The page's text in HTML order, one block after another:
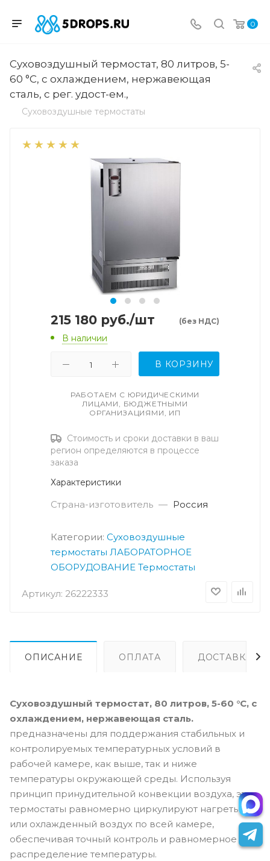
0
Суховоздушный термостат, 80 литров, 5-
60 °С, с охлаждением, нержавеющая
сталь, с рег. удост-ем.,
Суховоздушные термостаты
Артикул: 26222333
215 180 руб./шт (без НДС)
В наличии
В КОРЗИНУ
РАБОТАЕМ С ЮРИДИЧЕСКИМИ
ЛИЦАМИ, БЮДЖЕТНЫМИ
ОРГАНИЗАЦИЯМИ, ИП
Стоимость и сроки доставки в ваш
регион определяются в процессе
заказа
Характеристики
Страна-изготовитель — Россия
Категории: Суховоздушные
термостаты ЛАБОРАТОРНОЕ
ОБОРУДОВАНИЕ Термостаты
ОПИСАНИЕ ОПЛАТА ДОСТАВКА
Суховоздушный термостат, 80 литров, 5-60 °С, с
охлаждением, нержавеющая сталь.
предназначены для поддержания стабильных и
контролируемых температурных условий в
рабочей камере, как выше, так и ниже
температуры окружающей среды. Используя
принцип принудительной конвекции воздуха, эти
термостаты равномерно циркулируют нагретый
или охлажденный воздух по всей камере,
обеспечивая точный контроль и равномерное
распределение температуры.